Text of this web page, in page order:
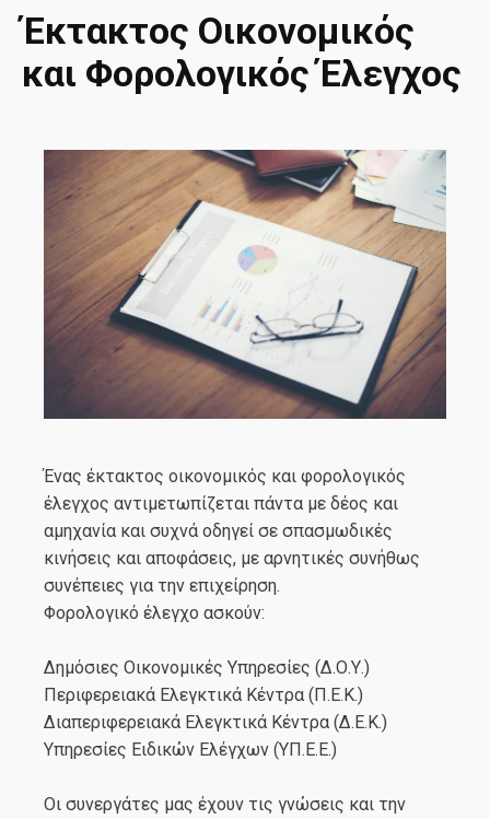
Έκτακτος Οικονομικός
και Φορολογικός Έλεγχος
Ένας έκτακτος οικονομικός και φορολογικός
έλεγχος αντιμετωπίζεται πάντα με δέος και
αμηχανία και συχνά οδηγεί σε σπασμωδικές
κινήσεις και αποφάσεις, με αρνητικές συνήθως
συνέπειες για την επιχείρηση.
Φορολογικό έλεγχο ασκούν:
Δημόσιες Οικονομικές Υπηρεσίες (Δ.Ο.Υ.)
Περιφερειακά Ελεγκτικά Κέντρα (Π.Ε.Κ.)
Διαπεριφερειακά Ελεγκτικά Κέντρα (Δ.Ε.Κ.)
Υπηρεσίες Ειδικών Ελέγχων (ΥΠ.Ε.Ε.)
Οι συνεργάτες μας έχουν τις γνώσεις και την